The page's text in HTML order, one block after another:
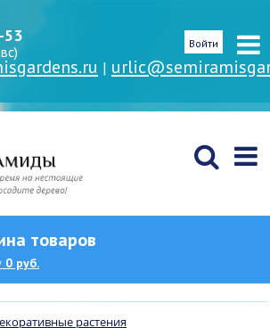
53
|
Войти
товаров
0 руб.
растения